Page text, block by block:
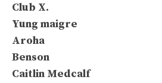
Club X.
Yung maigre
Aroha
Benson
Caitlin Medcalf